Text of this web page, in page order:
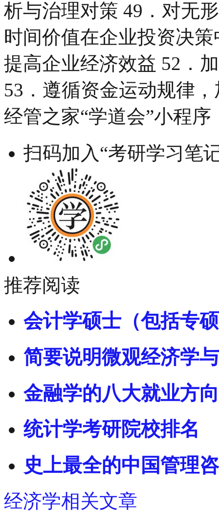
析与治理对策 49．对无
时间价值在企业投资决
提高企业经济效益 52．
53．遵循资金运动规律
经管之家“学道会”小程序
扫码加入“考研学习笔
推荐阅读
会计学硕士（包括专
简要说明微观经济学
金融学的八大就业方
统计学考研院校排名
史上最全的中国管理
经济学相关文章